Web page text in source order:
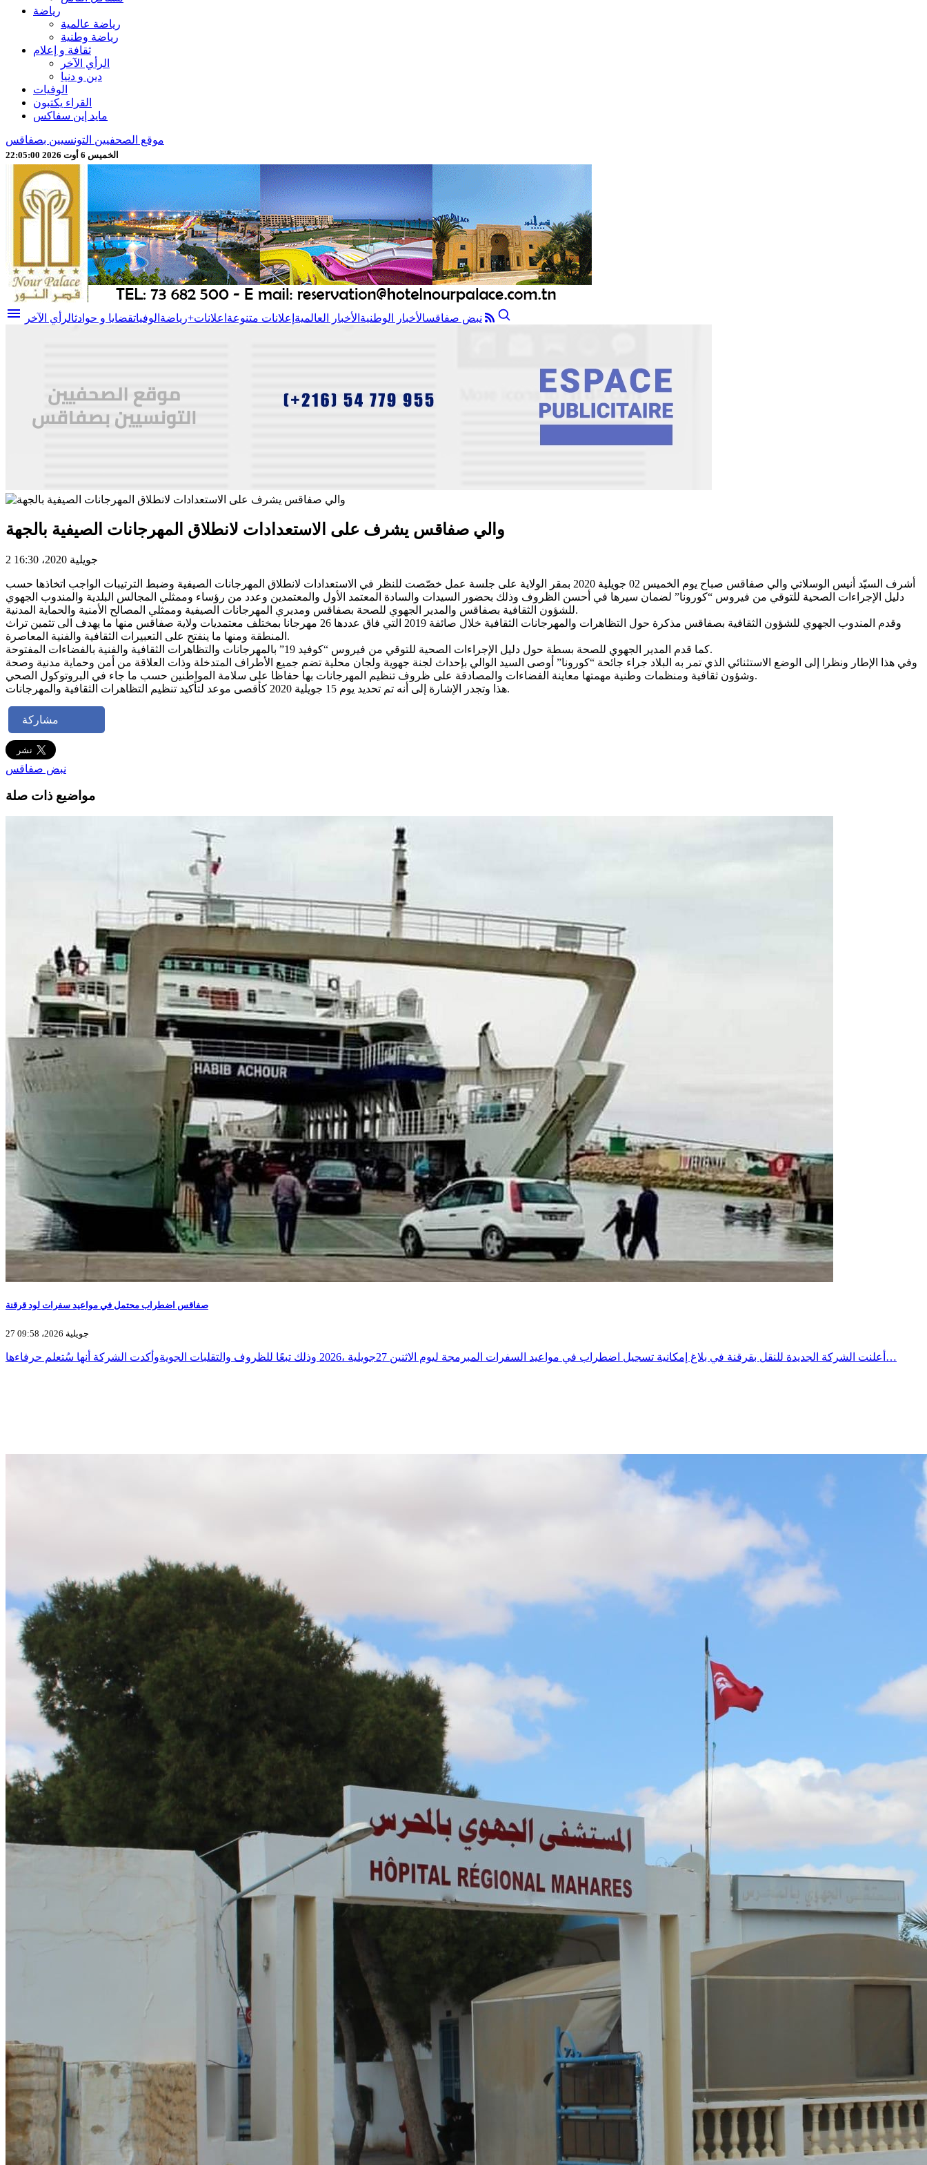
رياضة
رياضة عالمية
رياضة وطنية
ثقافة و إعلام
الرأي الآخر
دين و دنيا
الوفيات
القراء يكتبون
مايد إين سفاكس
موقع الصحفيين التونسيين بصفاقس
الخميس 6 أوت 2026 22:05:02
menu نبض صفاقسالأخبار الوطنية الأخبار العالمية إعلانات متنوعة اعلانات+رياضة الوفياتقضايا و حوادثالرأي الآخر
والي صفاقس يشرف على الاستعدادات لانطلاق المهرجانات الصيفية بالجهة
2 جويلية 2020، 16:30
أشرف السيّد أنيس الوسلاتي والي صفاقس صباح يوم الخميس 02 جويلية 2020 بمقر الولاية على جلسة عمل خصّصت للنظر في الاستعدادات لانطلاق المهرجانات الصيفية وضبط الترتيبات الواجب اتخاذها حسب
دليل الإجراءات الصحية للتوقي من فيروس “كورونا” لضمان سيرها في أحسن الظروف وذلك بحضور السيدات والسادة المعتمد الأول والمعتمدين وعدد من رؤساء وممثلي المجالس البلدية والمندوب الجهوي
للشؤون الثقافية بصفاقس والمدير الجهوي للصحة بصفاقس ومديري المهرجانات الصيفية وممثلي المصالح الأمنية والحماية المدنية.
وقدم المندوب الجهوي للشؤون الثقافية بصفاقس مذكرة حول التظاهرات والمهرجانات الثقافية خلال صائفة 2019 التي فاق عددها 26 مهرجانا بمختلف معتمديات ولاية صفاقس منها ما يهدف الى تثمين تراث
المنطقة ومنها ما ينفتح على التعبيرات الثقافية والفنية المعاصرة.
كما قدم المدير الجهوي للصحة بسطة حول دليل الإجراءات الصحية للتوقي من فيروس “كوفيد 19” بالمهرجانات والتظاهرات الثقافية والفنية بالفضاءات المفتوحة.
وفي هذا الإطار ونظرا إلى الوضع الاستثنائي الذي تمر به البلاد جراء جائحة “كورونا” أوصى السيد الوالي بإحداث لجنة جهوية ولجان محلية تضم جميع الأطراف المتدخلة وذات العلاقة من أمن وحماية مدنية وصحة
وشؤون ثقافية ومنظمات وطنية مهمتها معاينة الفضاءات والمصادقة على ظروف تنظيم المهرجانات بها حفاظا على سلامة المواطنين حسب ما جاء في البروتوكول الصحي.
هذا وتجدر الإشارة إلى أنه تم تحديد يوم 15 جويلية 2020 كأقصى موعد لتأكيد تنظيم التظاهرات الثقافية والمهرجانات.
مشاركة
نبض صفاقس
مواضيع ذات صلة
صفاقس اضطراب محتمل في مواعيد سفرات لود قرقنة
27 جويلية 2026، 09:58
أعلنت الشركة الجديدة للنقل بقرقنة في بلاغ إمكانية تسجيل اضطراب في مواعيد السفرات المبرمجة ليوم الاثنين 27جويلية ،2026 وذلك تبعًا للظروف والتقلبات الجويةوأكدت الشركة أنها سُتعلم حرفاءها…